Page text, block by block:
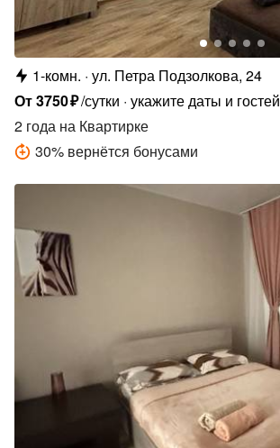
1-комн. ул. Петра Подзолкова, 24
От3750₽/сутки укажите даты и гостей
2 года на Квартирке
30% вернётся бонусами